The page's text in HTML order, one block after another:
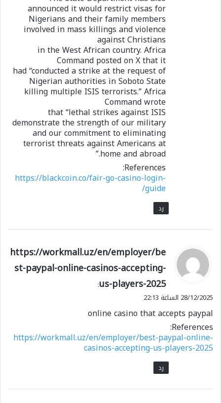
announced it would restrict visas for
Nigerians and their family members
involved in mass killings and violence
against Christians
in the West African country. Africa
Command posted on X that it
had “conducted a strike at the request of
Nigerian authorities in Soboto State
killing multiple ISIS terrorists.” Africa
Command wrote
that “lethal strikes against ISIS
demonstrate the strength of our military
and our commitment to eliminating
terrorist threats against Americans at
home and abroad.”
References:
https://blackcoin.co/fair-go-casino-login-
guide/
رد
ي
و
ل
https://workmall.uz/en/employer/be
st-paypal-online-casinos-accepting-
us-players-2025
:
28/12/2025 الساعة 22:13
online casino that accepts paypal
References:
https://workmall.uz/en/employer/best-paypal-online-
casinos-accepting-us-players-2025
رد